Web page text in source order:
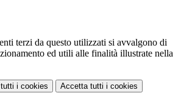
terzi da questo utilizzati si avvalgono di
ed utili alle finalità illustrate nella
i cookies Accetta tutti i cookies